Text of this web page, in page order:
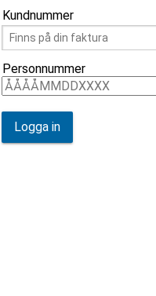
Kundnummer
Personnummer